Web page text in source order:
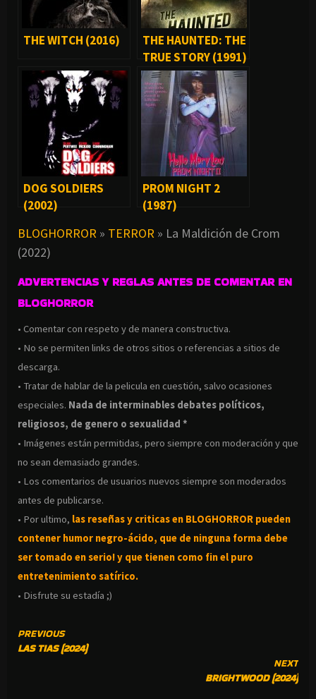
THE WITCH (2016)
THE HAUNTED: THE
TRUE STORY (1991)
DOG SOLDIERS
(2002)
PROM NIGHT 2
(1987)
BLOGHORROR » TERROR » La Maldición de Crom
(2022)
ADVERTENCIAS Y REGLAS ANTES DE COMENTAR EN
BLOGHORROR
• Comentar con respeto y de manera constructiva.
• No se permiten links de otros sitios o referencias a sitios de
descarga.
• Tratar de hablar de la pelicula en cuestión, salvo ocasiones
especiales. Nada de interminables debates políticos,
religiosos, de genero o sexualidad *
• Imágenes están permitidas, pero siempre con moderación y que
no sean demasiado grandes.
• Los comentarios de usuarios nuevos siempre son moderados
antes de publicarse.
• Por ultimo, las reseñas y criticas en BLOGHORROR pueden
contener humor negro-ácido, que de ninguna forma debe
ser tomado en serio! y que tienen como fin el puro
entretenimiento satírico.
• Disfrute su estadía ;)
CONTINUE
READING
PREVIOUS
LAS TIAS (2024)
NEXT
BRIGHTWOOD (2024)